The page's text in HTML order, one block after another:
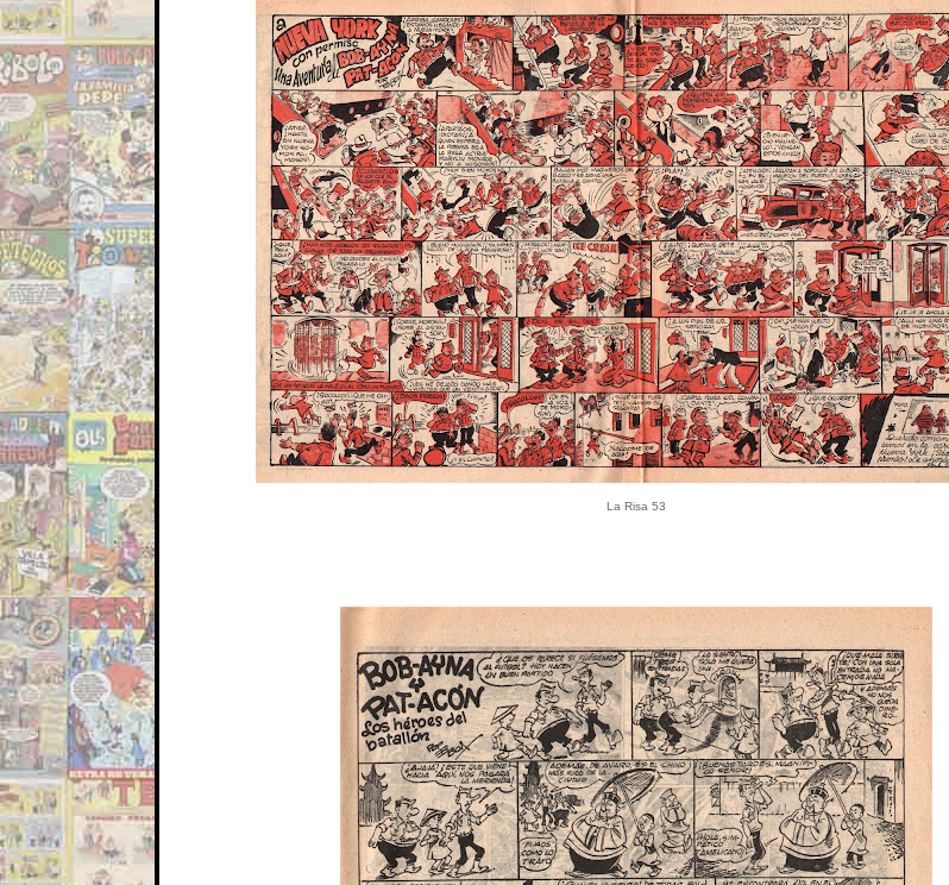
La Risa 53